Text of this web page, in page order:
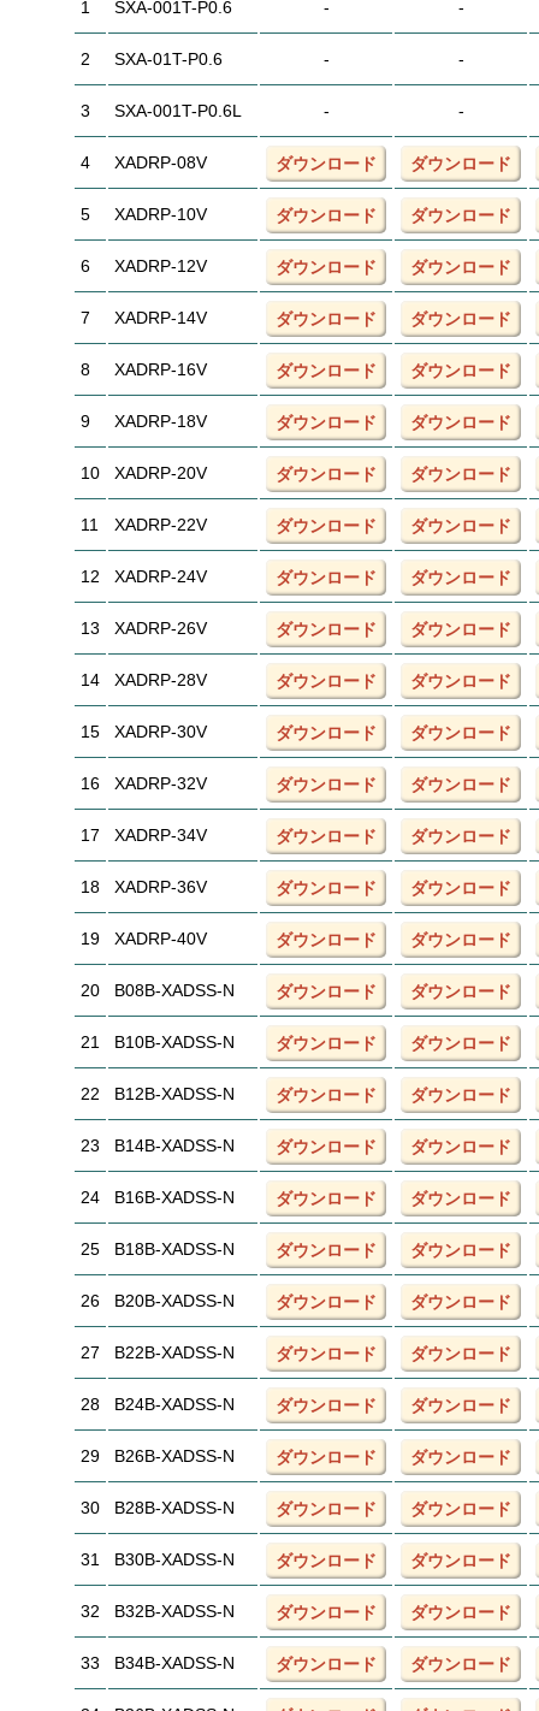
1 SXA-001T-P0.6 - -
2 SXA-01T-P0.6 - -
3 SXA-001T-P0.6L - -
4 XADRP-08V ダウンロード ダウンロード
5 XADRP-10V ダウンロード ダウンロード
6 XADRP-12V ダウンロード ダウンロード
7 XADRP-14V ダウンロード ダウンロード
8 XADRP-16V ダウンロード ダウンロード
9 XADRP-18V ダウンロード ダウンロード
10 XADRP-20V ダウンロード ダウンロード
11 XADRP-22V ダウンロード ダウンロード
12 XADRP-24V ダウンロード ダウンロード
13 XADRP-26V ダウンロード ダウンロード
14 XADRP-28V ダウンロード ダウンロード
15 XADRP-30V ダウンロード ダウンロード
16 XADRP-32V ダウンロード ダウンロード
17 XADRP-34V ダウンロード ダウンロード
18 XADRP-36V ダウンロード ダウンロード
19 XADRP-40V ダウンロード ダウンロード
20 B08B-XADSS-N ダウンロード ダウンロード
21 B10B-XADSS-N ダウンロード ダウンロード
22 B12B-XADSS-N ダウンロード ダウンロード
23 B14B-XADSS-N ダウンロード ダウンロード
24 B16B-XADSS-N ダウンロード ダウンロード
25 B18B-XADSS-N ダウンロード ダウンロード
26 B20B-XADSS-N ダウンロード ダウンロード
27 B22B-XADSS-N ダウンロード ダウンロード
28 B24B-XADSS-N ダウンロード ダウンロード
29 B26B-XADSS-N ダウンロード ダウンロード
30 B28B-XADSS-N ダウンロード ダウンロード
31 B30B-XADSS-N ダウンロード ダウンロード
32 B32B-XADSS-N ダウンロード ダウンロード
33 B34B-XADSS-N ダウンロード ダウンロード